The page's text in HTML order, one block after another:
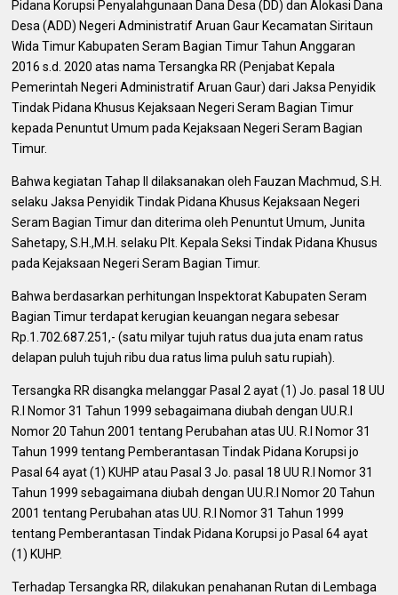
Pidana Korupsi Penyalahgunaan Dana Desa (DD) dan Alokasi Dana
Desa (ADD) Negeri Administratif Aruan Gaur Kecamatan Siritaun
Wida Timur Kabupaten Seram Bagian Timur Tahun Anggaran
2016 s.d. 2020 atas nama Tersangka RR (Penjabat Kepala
Pemerintah Negeri Administratif Aruan Gaur) dari Jaksa Penyidik
Tindak Pidana Khusus Kejaksaan Negeri Seram Bagian Timur
kepada Penuntut Umum pada Kejaksaan Negeri Seram Bagian
Timur.
Bahwa kegiatan Tahap II dilaksanakan oleh Fauzan Machmud, S.H.
selaku Jaksa Penyidik Tindak Pidana Khusus Kejaksaan Negeri
Seram Bagian Timur dan diterima oleh Penuntut Umum, Junita
Sahetapy, S.H.,M.H. selaku Plt. Kepala Seksi Tindak Pidana Khusus
pada Kejaksaan Negeri Seram Bagian Timur.
Bahwa berdasarkan perhitungan Inspektorat Kabupaten Seram
Bagian Timur terdapat kerugian keuangan negara sebesar
Rp.1.702.687.251,- (satu milyar tujuh ratus dua juta enam ratus
delapan puluh tujuh ribu dua ratus lima puluh satu rupiah).
Tersangka RR disangka melanggar Pasal 2 ayat (1) Jo. pasal 18 UU
R.I Nomor 31 Tahun 1999 sebagaimana diubah dengan UU.R.I
Nomor 20 Tahun 2001 tentang Perubahan atas UU. R.I Nomor 31
Tahun 1999 tentang Pemberantasan Tindak Pidana Korupsi jo
Pasal 64 ayat (1) KUHP atau Pasal 3 Jo. pasal 18 UU R.I Nomor 31
Tahun 1999 sebagaimana diubah dengan UU.R.I Nomor 20 Tahun
2001 tentang Perubahan atas UU. R.I Nomor 31 Tahun 1999
tentang Pemberantasan Tindak Pidana Korupsi jo Pasal 64 ayat
(1) KUHP.
Terhadap Tersangka RR, dilakukan penahanan Rutan di Lembaga